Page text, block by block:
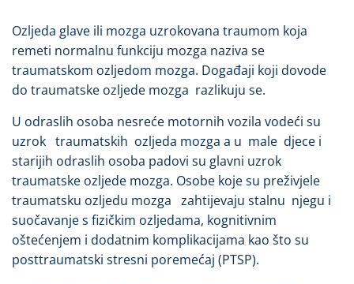
Ozljeda glave ili mozga uzrokovana traumom koja
remeti normalnu funkciju mozga naziva se
traumatskom ozljedom mozga. Događaji koji dovode
do traumatske ozljede mozga razlikuju se.
U odraslih osoba nesreće motornih vozila vodeći su
uzrok traumatskih ozljeda mozga a u male djece i
starijih odraslih osoba padovi su glavni uzrok
traumatske ozljede mozga. Osobe koje su preživjele
traumatsku ozljedu mozga zahtijevaju stalnu njegu i
suočavanje s fizičkim ozljedama, kognitivnim
oštećenjem i dodatnim komplikacijama kao što su
posttraumatski stresni poremećaj (PTSP).